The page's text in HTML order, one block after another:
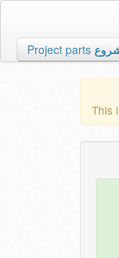
Project parts
This